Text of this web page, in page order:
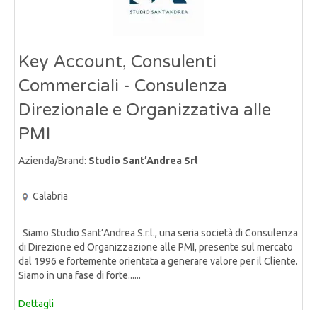
Key Account, Consulenti
Commerciali - Consulenza
Direzionale e Organizzativa alle
PMI
Azienda/Brand: Studio Sant’Andrea Srl
Calabria
Siamo Studio Sant’Andrea S.r.l., una seria società di Consulenza
di Direzione ed Organizzazione alle PMI, presente sul mercato
dal 1996 e fortemente orientata a generare valore per il Cliente.
Siamo in una fase di forte......
Dettagli